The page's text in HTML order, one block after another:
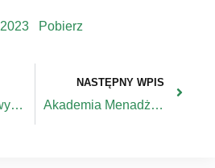
Pobierz
Seminarium nt. wyzwań i trendów w polityce regionalnej – 30.01.2022
NASTĘPNY WPIS
Akademia Menadżera Innowacji – Ostatni nabór do VI edycji potrwa do 31.01.2023 r.